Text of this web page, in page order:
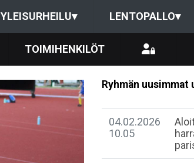
YLEISURHEILU▾ LENTOPALLO▾
TOIMIHENKILÖT
Ryhmän uusimmat
04.02.2026
10.05